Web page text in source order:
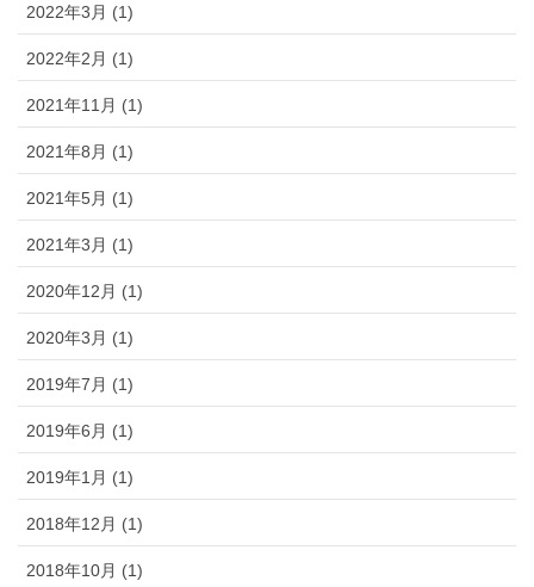
2022年3月 (1)
2022年2月 (1)
2021年11月 (1)
2021年8月 (1)
2021年5月 (1)
2021年3月 (1)
2020年12月 (1)
2020年3月 (1)
2019年7月 (1)
2019年6月 (1)
2019年1月 (1)
2018年12月 (1)
2018年10月 (1)